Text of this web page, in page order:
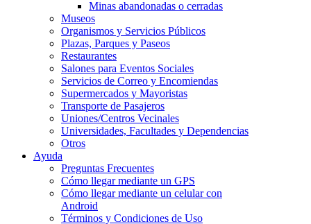
Minas abandonadas o cerradas
Museos
Organismos y Servicios Públicos
Plazas, Parques y Paseos
Restaurantes
Salones para Eventos Sociales
Servicios de Correo y Encomiendas
Supermercados y Mayoristas
Transporte de Pasajeros
Uniones/Centros Vecinales
Universidades, Facultades y Dependencias
Otros
Ayuda
Preguntas Frecuentes
Cómo llegar mediante un GPS
Cómo llegar mediante un celular con
Android
Términos y Condiciones de Uso